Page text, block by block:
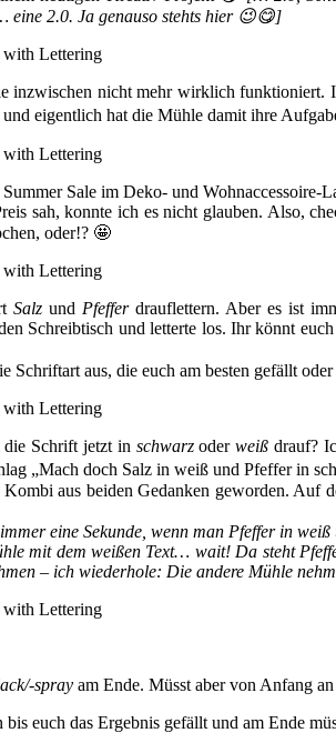
2.0. Ja genauso stehts hier 😉😋]
nicht mehr wirklich
eigentlich hat die Mühle damit ihre
Sale im Deko- und
sah, konnte ich es nicht glauben. Also,
oder!? 🤩
Salz und Pfefferdrauflettern. Aber es ist
Schreibtisch und letterte los. Ihr könnt
Schriftart aus, die euch am besten gefällt
die Schrift jetzt in schwarzoderweiß drauf?
„Mach doch Salz in weiß und Pfeffer in
aus beiden Gedanken geworden. Auf
eine Sekunde, wenn man Pfeffer in weiß
mit dem weißen Text… wait! Da steht
– ich wiederhole: Die andere Mühle
/-spray am Ende. Müsst aber von Anfang
euch das Ergebnis gefällt und am Ende